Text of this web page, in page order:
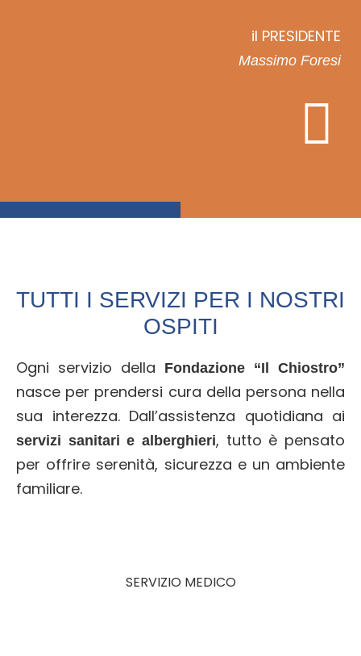
il PRESIDENTE
Massimo Foresi
TUTTI I SERVIZI PER I NOSTRI
OSPITI
Ogni servizio della Fondazione “Il Chiostro”
nasce per prendersi cura della persona nella
sua interezza. Dall’assistenza quotidiana ai
servizi sanitari e alberghieri, tutto è pensato
per offrire serenità, sicurezza e un ambiente
familiare.
SERVIZIO MEDICO